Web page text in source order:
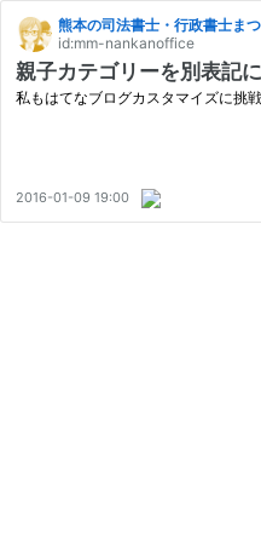
熊本の司法書士・行政書士ま
id:mm-nankanoffice
親子カテゴリーを別表記
私もはてなブログカスタマイズに挑
2016-01-09 19:00